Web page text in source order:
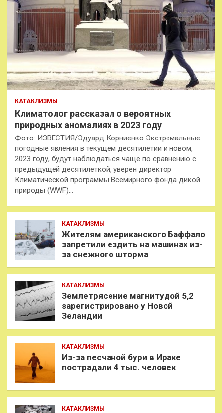
КАТАКЛИЗМЫ
Климатолог рассказал о вероятных
природных аномалиях в 2023 году
Фото: ИЗВЕСТИЯ/Эдуард Корниенко Экстремальные
погодные явления в текущем десятилетии и новом,
2023 году, будут наблюдаться чаще по сравнению с
предыдущей десятилеткой, уверен директор
Климатической программы Всемирного фонда дикой
природы (WWF)…
КАТАКЛИЗМЫ
Жителям американского Баффало
запретили ездить на машинах из-
за снежного шторма
КАТАКЛИЗМЫ
Землетрясение магнитудой 5,2
зарегистрировано у Новой
Зеландии
КАТАКЛИЗМЫ
Из-за песчаной бури в Ираке
пострадали 4 тыс. человек
КАТАКЛИЗМЫ